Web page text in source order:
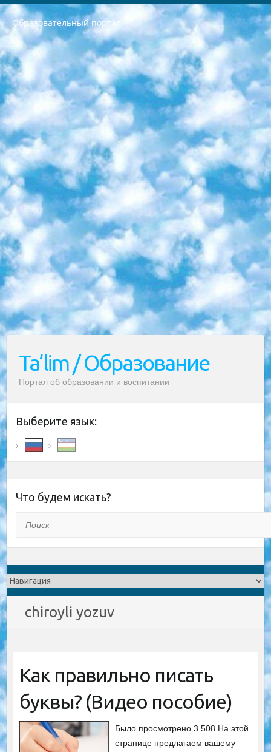
Образовательный портал
РЕСПУБЛИКА УЗБЕКИСТАН МИНИСТРЕРСТВО ДОШКОЛЬНОГО И ШКОЛЬНОГО ОБРАЗОВАНИЯ КОМАНДА в общеобразовательных учреждениях в 2023-2024 учебном году организация и проведение итоговой государственной аттестации обучающихся о Министра дошкольного и школьного образования Республики Узбекистан от 4 марта 2008 года (постановлением Минюста от 20 марта 2008 года № 1778 государственной регистрации) «Итоговое состояние учащихся общего среднего образования на основании положения об утверждении положения об аттестации общего среднего образования выпускной экзамен студентов в образовательных учреждениях в 2023-2024 учебном году В целях организации и прохождения аттестации приказываю: 1. Следующее: перечень предметов, по которым будет проводиться итоговая государственная аттестация и экзамен формы перевода согласно приложению 1; сертификаты международного образца, оценивающие уровень владения иностранными языками перечень согласно приложению 2; 2. Педагогический при специализированных образовательных учреждениях. научно-практический центр квалификации и международной оценки (Д.Давидова) 2024 г. До 25 марта: задания по предметам, по которым будет проводиться итоговая аттестация разработка и утверждение технических условий; итоговая аттестация на основании разработанного предметного задания разработка вопросов по предметам (устно и письменно), экзамен передача; общеобразовательные средние школы и специальные учебные заведения учащиеся выпускных классов школ и интернатов в агентской системе подготовка базы данных экзаменационных материалов и критериев оценки; перевод базы экзаменационных материалов на все языки обучения подать в Республиканский образовательный центр для изготовления; варианты экзаменов на основе разработанных контрольных материалов пусть будут поставлены задачи формирования. 3. Республиканский образовательный центр (Ш.Худайкулов) до 5 апреля 2024 года. до: база данных предоставленных экзаменационных материалов на все языки обучения перевод и экспертиза; для слепых, слабовидящих, глухих, слабослышащих и умственно отсталых детей учащиеся выпускных классов специализированных школ и школ-интернатов база данных экзаменационных материалов на всех преподаваемых языках подготовка критериев оценки; специализированные школы для умственно отсталых детей и технологии для учащихся выпускных классов школ-интернатов разработка соответствующих рекомендаций и критериев проведения ЕГЭ по естествознанию давать задания. 4. Педагогический при специализированных образовательных учреждениях. Научно-практический центр навыков и международной оценки (Д.Давидова), Республика образовательный центр (Худайкулов Ш.) итоговый государственный аттестационный экзамен ориентирован на творческое и логическое мышление при подготовке базы материалов учитывать введение заданий. 5. Следует отметить, что: сертификат государственного образца о знании общеобразовательного предмета и как минимум национальный уровень B1 по предметам на иностранных языках, указанным в Приложении 2. или международно признанный сертификат эквивалентного уровня студенты, изучающие определенный предмет, освобождаются от экзамена; по соответствующим предметам запланирована итоговая государственная аттестация за день до дня, путем жеребьевки Рабочей группой (в письменной форме по предметам, проводимым в форме) из числа сформированных вариантов выбрано 2 варианта; 2 выбранных варианта экзамена анонсированы на официальном сайте министерства и все выпускники по всей стране на основе этих вариантов проводит итоговую государственную аттестацию. 6. Государственное образование учащихся средних общеобразовательных учреждений. знания в соответствии с квалификационными требованиями, которые необходимо приобрести на основании стандартов итоговый (выпускной) контроль для 9 и 11 классов в целях тестирования Экзамены (далее – экзамены) состоят из предметов, перечисленных в приложении 1. будет сделано. 7. Экзамены пройдут с 26 мая по 15 июня 2024 г. (кроме науки физического воспитания). 8. Физическая для учащихся 9 классов общесредних образовательных учреждений. Экзамены по предмету «Образование, квалификация медицина» 1-6 мая 2024 года. сотрудники перевести под присмотр (с отклонениями в физическом или умственном развитии) специализированная школа для детей, школы-интернаты и со сколиозом школы-интернаты санаторного типа для больных детей исключены). 9. Он был слепым, слабовидящим и имел нарушения опорно-двигательного аппарата. экзамены в специализированных школах и интернатах для детей должны проводиться исходя из требований, предъявляемых к общеобразовательным учреждениям (физкультура кроме науки). 10. Специализированная школа для глухих и слабослышащих детей. и экзамены в интернатах и быть реализован в виде письменного теста по математике. 11. Специальность для умственно отсталых детей. Для 9 класса Родной язык и литературное письмо Государственный язык (язык обучения – узбекский). для неклассов) написано Математическое письмо Письменная/устная история Узбекистана Физическое воспитание практично Итоговый контроль Для 11 класса Написание родного языка и литературы (эссе) Математическое письмо Узбекский язык (обучение на узбекском языке) не посещающее общее среднее образование для учреждений)/Образовательное учреждение выбор письменный и устный Иностранный язык письменный/устный Письменная/устная история Узбекистана *По выбору студента:  Химия  Физика  Основы государственного права  География 10 бесплатных образовательных ресурсов - Мы составили подборку онлайн-проектов с интерактивными упражнениями, видеолекциями и статьями. Они помогут вам обрести новые и освежить старые знания бесплатно. 1. «ИНТУИТ» Старейшая образовательная площадка Рунета. Здесь вы найдёте сотни текстовых и видеокурсов на десятки различных тем — от программирования до психологии. Многие курсы подготовлены российскими университетами и крупными международными компаниями вроде Intel и Microsoft. Самостоятельное обучение бесплатное, но желающие могут оплатить услуги персональных наставников. 2. «Смартия» знакомит с актуальными профессиями и подсказывает, как им обучаться. Выбрав заинтересовавшую вас специальность — SMM-специалист, фотограф, веб-дизайнер или другую, — увидите список необходимых для неё умений. Чтобы вы могли освоить их самостоятельно, для каждого умения площадка отображает подборку ссылок на учебные материалы. Хотя «Смартия» ориентируется на русскоязычную аудиторию, часть контента всё же доступна только на английском. 3. «Лекторий Физтеха» Проект Московского физико-технического института (Физтеха). С его помощью вы можете смотреть онлайн серии лекций, записанные на видео в этом вузе. В числе доступных предметов — физика, биология, химия, информационные технологии и другие. К некоторым лекциям администрация ресурса прилагает готовые конспекты, которые можно скачивать в PDF-формате. 4. ITMOcourses Онлайн-площадка Санкт-Петербургского национального исследовательского университета информационных технологий, механики и оптики (ИТМО). Ресурс предоставляет свободный доступ к курсам, разработанным в этом вузе. Каталог материалов разбит на четыре категории: «Оптические системы и технологии», «Приборостроение и робототехника», «Информационные технологии» и «Биотехнологии». Курсы состоят из видеолекций, интерактивных демонстраций и заданий. 5. «КиберЛенинка» Электронная научная библиотека открытого доступа. Каталог площадки регулярно обрастает текстами статей из различных научных изданий. Сгруппированные по журналам и рубрикам публикации можно читать онлайн или скачивать целиком в PDF-формате. Проект нацелен на популяризацию науки за счёт открытого доступа к качественной информации. 6. «ПостНаука» На этом ресурсе публикуют подборки видеолекций, составленные экспертами из разных отраслей и объединённые общими темами. Среди них, к примеру, есть серии «Биоинформатика и геномика», «Культура средневековой Скандинавии» и Cinema Studies о теории кино. Каждая подборка лекций — логически связанная история, рассказанная экспертом от первого лица. Кроме того, на сайте появляются научно-образовательные статьи и тесты на разные темы. 7. «Newочём» Команда проекта «Newочём» отбирает самые интересные тексты из англоязычных СМИ и переводит те из них, за которые голосуют участники сообщества «ВКонтакте». По большей части это научно-популярные статьи. Редакторы придумывают лишь заголовки, в остальном содержание переводов соответствует оригиналам. Полные тексты можно читать прямо в социальной сети. 8. InternetUrok Онлайн-база материалов по основным дисциплинам школьной программы. Информация на сайте структурирована по классам, предметам и темам (урокам). Каждый урок состоит из видеолекций и конспектов. Есть также интерактивные тренажёры и тесты для закрепления пройденного материала. Даже если вы давно окончили школу, возможность повторить программу старших классов всегда может пригодиться. 9. Edutainme Ещё один ресурс об образовании. В отличие от Newtonew, как мне кажется, Edutainme больше ориентируется на представителей индустрии: педагогов, предпринимателей, разработчиков образовательных проектов. Но и любой, кто просто стремится к саморазвитию, найдёт на сайте много полезного и интересного для себя. Например, информацию о новых курсах и образовательных сервисах. 10. Newtonew Онлайн-медиа об образовании и обучении в широком смысле. Авторы Newtonew пишут об инструментах, заведениях, тактиках и стратегиях, которые помогают учить других и получать новые знания самостоятельно. На этой площадке вы найдёте новости, обзоры, аналитические мат
Ta’lim / Образование
Портал об образовании и воспитании
Выберите язык:
Что будем искать?
chiroyli yozuv
Как правильно писать
буквы? (Видео пособие)
Было просмотрено 3 508 На этой
странице предлагаем вашему